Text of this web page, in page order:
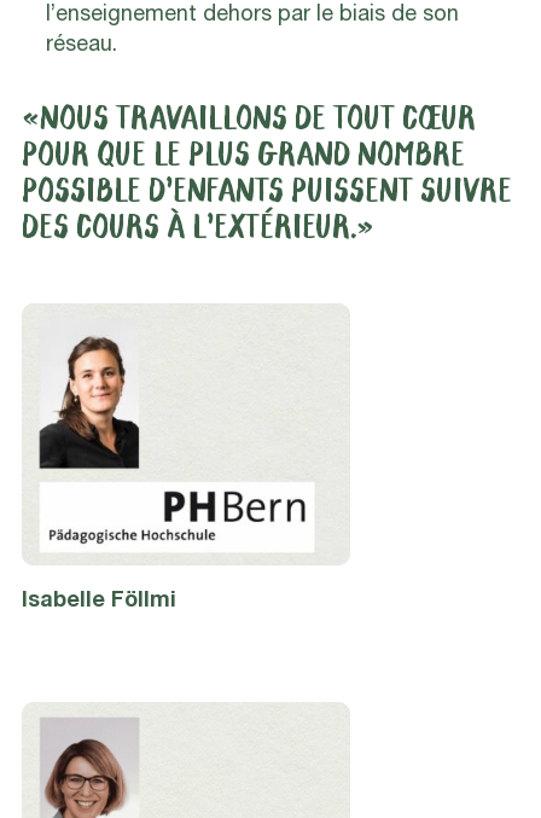
l’enseignement dehors par le biais de son
réseau.
«NOUS TRAVAILLONS DE TOUT CŒUR
POUR QUE LE PLUS GRAND NOMBRE
POSSIBLE D’ENFANTS PUISSENT SUIVRE
DES COURS À L’EXTÉRIEUR.»
Isabelle Föllmi